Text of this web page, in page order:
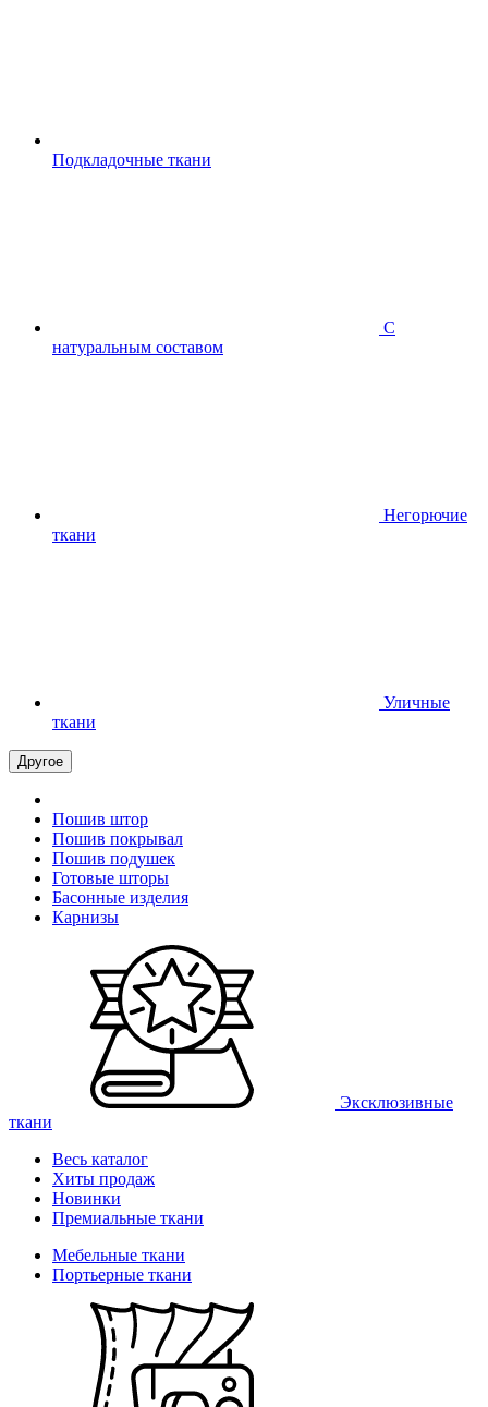
Подкладочные ткани
С
натуральным составом
Негорючие
ткани
Уличные
ткани
Другое
Пошив штор
Пошив покрывал
Пошив подушек
Готовые шторы
Басонные изделия
Карнизы
Эксклюзивные
ткани
Весь каталог
Хиты продаж
Новинки
Премиальные ткани
Мебельные ткани
Портьерные ткани